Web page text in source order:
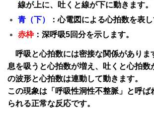
線が上に、吐くと線が下に動きます。
青（下）
：心電図による心拍数を表し
赤枠：深呼吸5回分を示します。
呼吸と心拍数には密接な関係がありま
息を吸うと心拍数が増え、吐くと心拍数
の波形と心拍数は連動して動きます。
この現象は「呼吸性洞性不整脈」と呼ば
られる正常な反応です。